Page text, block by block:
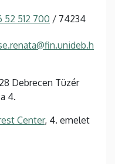
52 512 700 / 74234
Debrecen Tüzér
4.
Center, 4. emelet